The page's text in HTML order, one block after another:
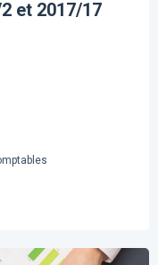
et 2017/17